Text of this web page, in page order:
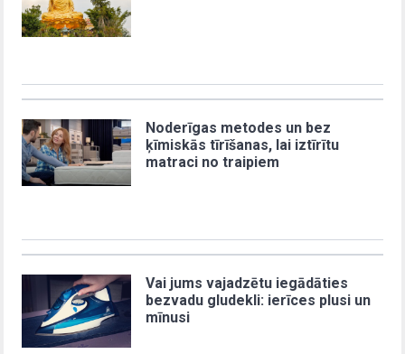
Noderīgas metodes un bez
ķīmiskās tīrīšanas, lai iztīrītu
matraci no traipiem
Vai jums vajadzētu iegādāties
bezvadu gludekli: ierīces plusi un
mīnusi